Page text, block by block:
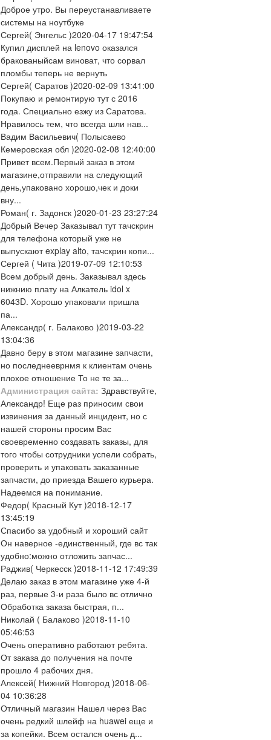
Доброе утро. Вы переустанавливаете
системы на ноутбуке
Сергей( Энгельс )2020-04-17 19:47:54
Купил дисплей на lenovo оказался
бракованыйсам виноват, что сорвал
пломбы теперь не вернуть
Сергей( Саратов )2020-02-09 13:41:00
Покупаю и ремонтирую тут с 2016
года. Специально езжу из Саратова.
Нравилось тем, что всегда шли нав...
Вадим Васильевич( Полысаево
Кемеровская обл )2020-02-08 12:40:00
Привет всем.Первый заказ в этом
магазине,отправили на следующий
день,упаковано хорошо,чек и доки
вну...
Роман( г. Задонск )2020-01-23 23:27:24
Добрый Вечер Заказывал тут тачскрин
для телефона который уже не
выпускают explay alto, тачскрин копи...
Сергей ( Чита )2019-07-09 12:10:53
Всем добрый день. Заказывал здесь
нижнию плату на Алкатель idol x
6043D. Хорошо упаковали пришла
па...
Александр( г. Балаково )2019-03-22
13:04:36
Давно беру в этом магазине запчасти,
но последнееврнмя к клиентам очень
плохое отношение То не те за...
Администрация сайта: Здравствуйте,
Александр! Еще раз приносим свои
извинения за данный инцидент, но с
нашей стороны просим Вас
своевременно создавать заказы, для
того чтобы сотрудники успели собрать,
проверить и упаковать заказанные
запчасти, до приезда Вашего курьера.
Надеемся на понимание.
Федор( Красный Кут )2018-12-17
13:45:19
Спасибо за удобный и хороший сайт
Он наверное -единственный, где вс так
удобно:можно отложить запчас...
Раджив( Черкесск )2018-11-12 17:49:39
Делаю заказ в этом магазине уже 4-й
раз, первые 3-и раза было вс отлично
Обработка заказа быстрая, п...
Николай ( Балаково )2018-11-10
05:46:53
Очень оперативно работают ребята.
От заказа до получения на почте
прошло 4 рабочих дня.
Алексей( Нижний Новгород )2018-06-
04 10:36:28
Отличный магазин Нашел через Вас
очень редкий шлейф на huawei еще и
за копейки. Всем остался очень д...